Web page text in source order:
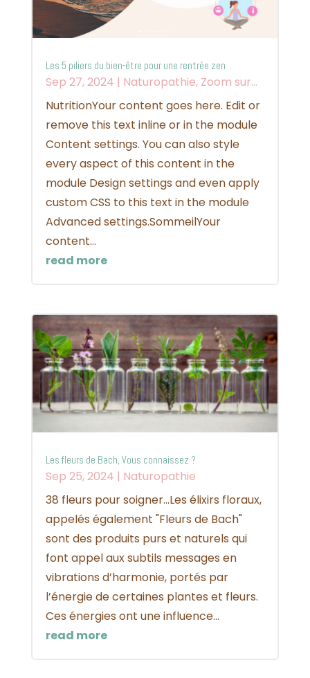
Les 5 piliers du bien-être pour une rentrée zen
Sep 27, 2024 | Naturopathie, Zoom sur...
NutritionYour content goes here. Edit or
remove this text inline or in the module
Content settings. You can also style
every aspect of this content in the
module Design settings and even apply
custom CSS to this text in the module
Advanced settings.SommeilYour
content...
read more
Les fleurs de Bach, Vous connaissez ?
Sep 25, 2024 | Naturopathie
38 fleurs pour soigner...Les élixirs floraux,
appelés également "Fleurs de Bach"
sont des produits purs et naturels qui
font appel aux subtils messages en
vibrations d’harmonie, portés par
l’énergie de certaines plantes et fleurs.
Ces énergies ont une influence...
read more